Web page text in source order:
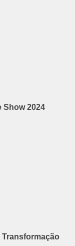
Show 2024